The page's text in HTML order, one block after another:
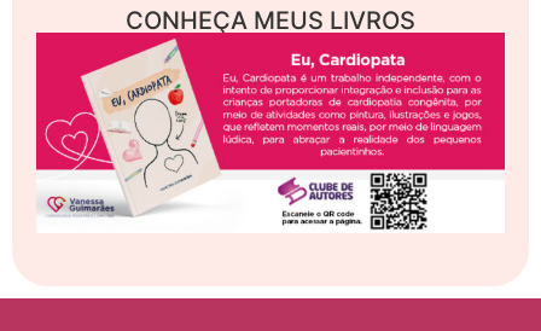
CONHEÇA MEUS LIVROS